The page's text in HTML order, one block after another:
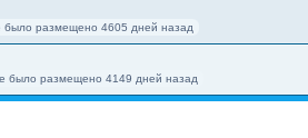
было размещено 4605 дней назад
было размещено 4149 дней назад